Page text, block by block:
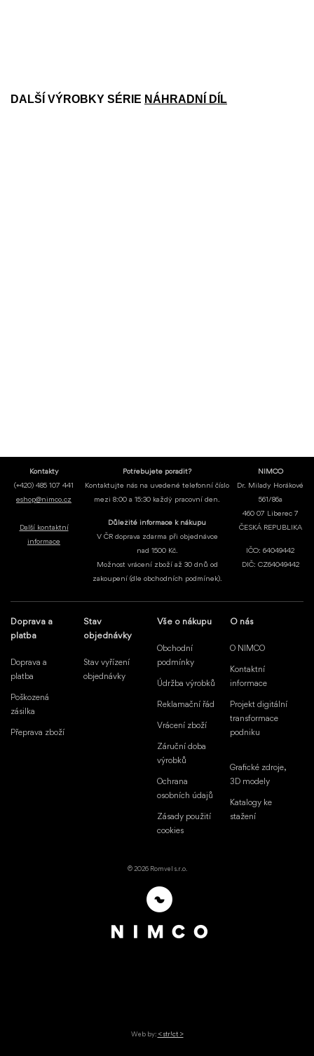
DALŠÍ VÝROBKY SÉRIE NÁHRADNÍ DÍL
Kontakty
(+420) 485 107 441
eshop@nimco.cz
Další kontaktní
informace
Potřebujete poradit?
Kontaktujte nás na uvedené telefonní číslo
mezi 8:00 a 15:30 každý pracovní den.
Důležité informace k nákupu
V ČR doprava zdarma při objednávce
nad 1500 Kč.
Možnost vrácení zboží až 30 dnů od
zakoupení (dle obchodních podmínek).
NIMCO
Dr. Milady Horákové
561/86a
460 07 Liberec 7
ČESKÁ REPUBLIKA
IČO: 64049442
DIČ: CZ64049442
Doprava a
platba
Doprava a
platba
Poškozená
zásilka
Přeprava zboží
Stav
objednávky
Stav vyřízení
objednávky
Vše o nákupu
Obchodní
podmínky
Údržba výrobků
Reklamační řád
Vrácení zboží
Záruční doba
výrobků
Ochrana
osobních údajů
Zásady použití
cookies
O nás
O NIMCO
Kontaktní
informace
Projekt digitální
transformace
podniku
Grafické zdroje,
3D modely
Katalogy ke
stažení
© 2026 Romvel s.r.o.
Web by: < str!ct >